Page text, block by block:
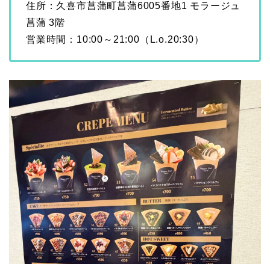
住所：久喜市菖蒲町菖蒲6005番地1 モラージュ
菖蒲 3階
営業時間：10:00～21:00（L.o.20:30）